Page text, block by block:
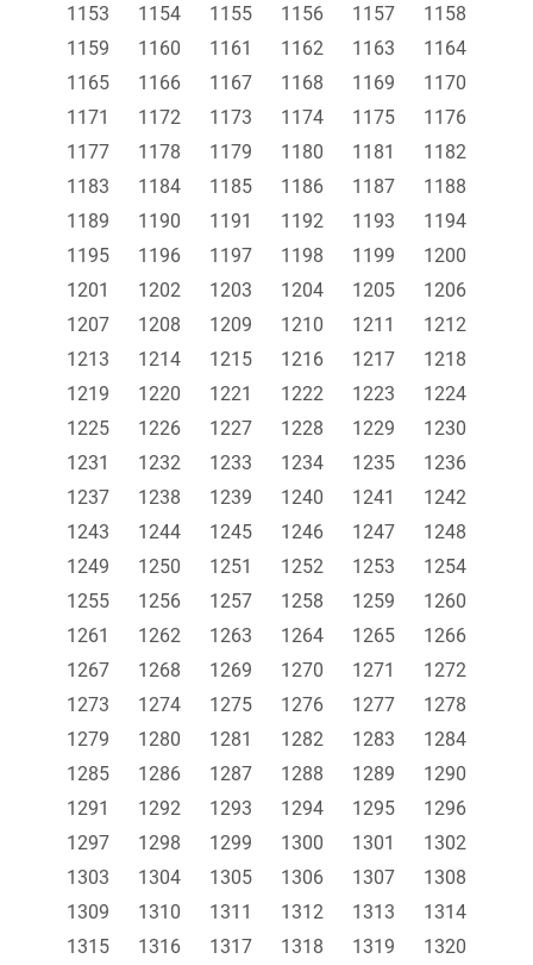
1153 1154 1155 1156 1157
1158
1159
1160 1161 1162 1163
1164
1165
1166 1167 1168 1169
1170
1171
1172 1173 1174 1175
1176
1177
1178 1179 1180 1181
1182
1183
1184 1185 1186 1187
1188
1189
1190 1191 1192 1193
1194
1195
1196 1197 1198 1199
1200
1201
1202 1203 1204 1205
1206
1207
1208 1209 1210 1211
1212
1213
1214 1215 1216 1217
1218
1219
1220 1221 1222 1223
1224
1225
1226 1227 1228 1229
1230
1231
1232 1233 1234 1235
1236
1237
1238 1239 1240 1241
1242
1243
1244 1245 1246 1247
1248
1249
1250 1251 1252 1253
1254
1255
1256 1257 1258 1259
1260
1261
1262 1263 1264 1265
1266
1267
1268 1269 1270 1271
1272
1273
1274 1275 1276 1277
1278
1279
1280 1281 1282 1283
1284
1285
1286 1287 1288 1289
1290
1291
1292 1293 1294 1295
1296
1297
1298 1299 1300 1301
1302
1303
1304 1305 1306 1307
1308
1309
1310 1311 1312 1313
1314
1315
1316 1317 1318 1319
1320